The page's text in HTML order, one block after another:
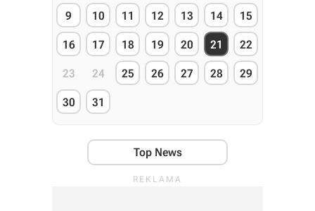
9 10 11 12 13 14 15
16 17 18 19 20 21 22
23 24 25 26 27 28 29
30 31
Top News